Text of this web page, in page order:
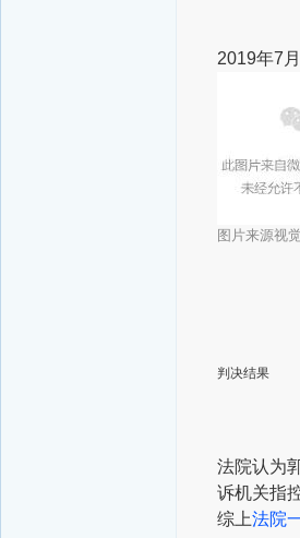
2019年7
图片来源视
判决结果
法院认为
诉机关指
综上法院